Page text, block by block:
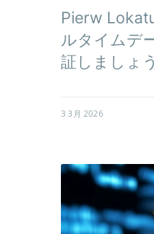
Pierw
ルタイムデ
証しましょう
3 3月 2026